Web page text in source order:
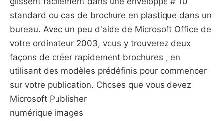
standard ou cas de brochure en plastique dans un
bureau. Avec un peu d'aide de Microsoft Office de
votre ordinateur 2003, vous y trouverez deux
façons de créer rapidement brochures , en
utilisant des modèles prédéfinis pour commencer
sur votre publication. Choses que vous devez
Microsoft Publisher
numérique images